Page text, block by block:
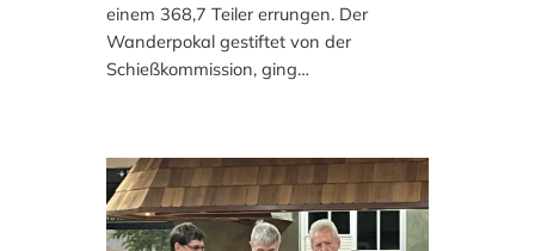
einem 368,7 Teiler errungen. Der
Wanderpokal gestiftet von der
Schießkommission, ging…